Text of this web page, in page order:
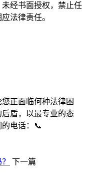
经书面授权，禁止任
法律责任。
正面临何种法律困
盾，以最专业的态
电话：📞
下一篇